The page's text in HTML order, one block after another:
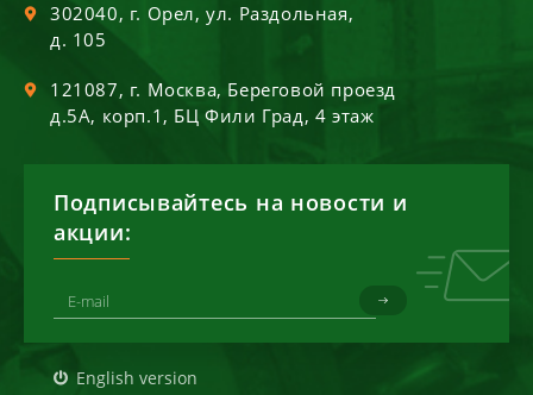
302040, г. Орел,ул. Раздольная,
д. 105
121087, г. Москва, Береговой проезд
д.5А, корп.1, БЦ Фили Град, 4 этаж
Подписывайтесь на новости и
акции:
English version